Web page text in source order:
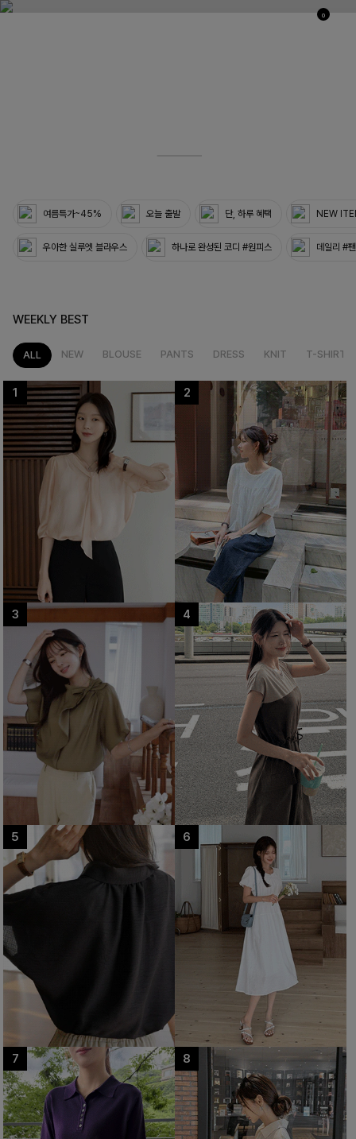
0
여름특가~45% 오늘 출발 단, 하루 혜택 NEW
우아한 실루엣 블라우스 하나로 완성된 코디 #원피스 데일리 #
WEEKLY BEST
ALL NEW BLOUSE PANTS DRESS KNIT T-SHIRT